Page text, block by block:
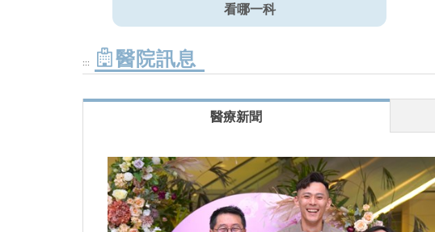
看哪一科
::: 醫院訊息
將進入多頁簽，可按左右鍵切換醫療新聞、最新消息分類
醫療新聞